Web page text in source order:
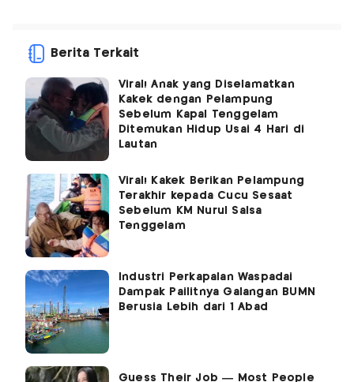
Berita Terkait
Viral! Anak yang Diselamatkan
Kakek dengan Pelampung
Sebelum Kapal Tenggelam
Ditemukan Hidup Usai 4 Hari di
Lautan
Viral! Kakek Berikan Pelampung
Terakhir kepada Cucu Sesaat
Sebelum KM Nurul Salsa
Tenggelam
Industri Perkapalan Waspadai
Dampak Pailitnya Galangan BUMN
Berusia Lebih dari 1 Abad